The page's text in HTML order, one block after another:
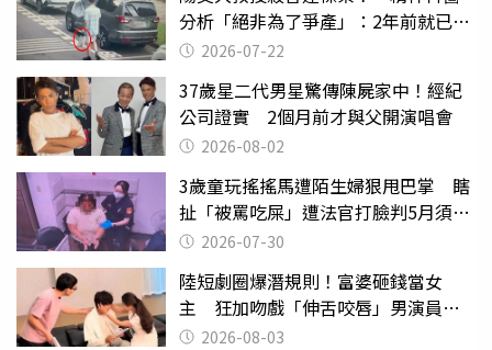
分析「絕非為了爭產」：2年前就已言
行詭異
2026-07-22
37歲星二代男星驚傳陳屍家中！經紀
公司證實 2個月前才與父開演唱會
2026-08-02
3歲童玩搖搖馬遭陌生婦狠甩巴掌 瞎
扯「被罵吃屎」遭法官打臉判5月須入
監 2026-07-30
陸短劇圈爆潛規則！富婆砸錢當女
主 狂加吻戲「伸舌咬唇」男演員崩
潰 2026-08-03